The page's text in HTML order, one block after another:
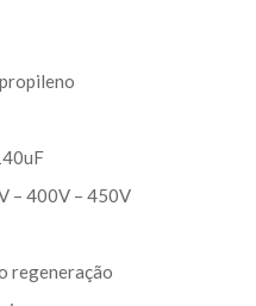
– 400V – 450V
regeneração